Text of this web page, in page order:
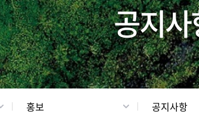
공지
홍보 공지사항